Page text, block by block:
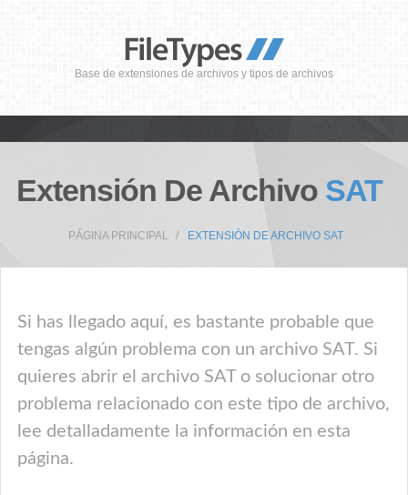
Base de extensiones de archivos y tipos de archivos
Extensión De Archivo SAT
PÁGINA PRINCIPAL EXTENSIÓN DE ARCHIVO SAT
Si has llegado aquí, es bastante probable que
tengas algún problema con un archivo SAT. Si
quieres abrir el archivo SAT o solucionar otro
problema relacionado con este tipo de archivo,
lee detalladamente la información en esta
página.